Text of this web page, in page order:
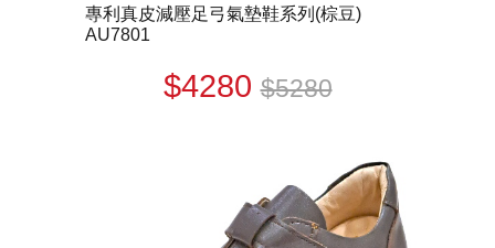
專利真皮減壓足弓氣墊鞋系列(棕豆)
AU7801
$4280$5280